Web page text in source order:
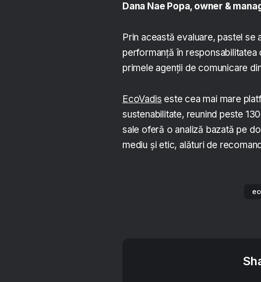
Dana Nae Popa, owner &
Prin această evaluare, pastel se
performanță în
primele agenții de comunicare
EcoVadis este cea mai mare
sustenabilitate, reunind peste
sale oferă o analiză bazată pe
mediu și etic, alături de